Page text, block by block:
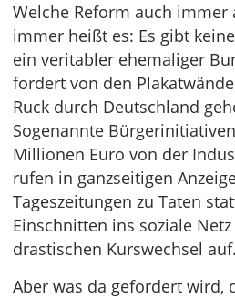
Welche Reform auch immer
immer heißt es: Es gibt
ein veritabler ehemaliger
fordert von den
Ruck durch Deutschland
Sogenannte
Millionen Euro von der
rufen in ganzseitigen
Tageszeitungen zu Taten
Einschnitten ins soziale
drastischen Kurswechsel auf.
Aber was da gefordert wird,